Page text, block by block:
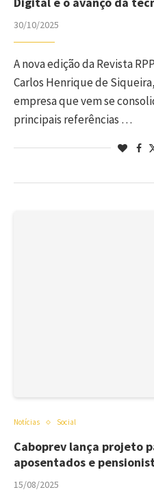
30/10/2025
A nova edição da Revista
Carlos Henrique de
empresa que vem se
principais referências …
Notícias Social
Caboprev lança projeto
aposentados e
15/08/2025